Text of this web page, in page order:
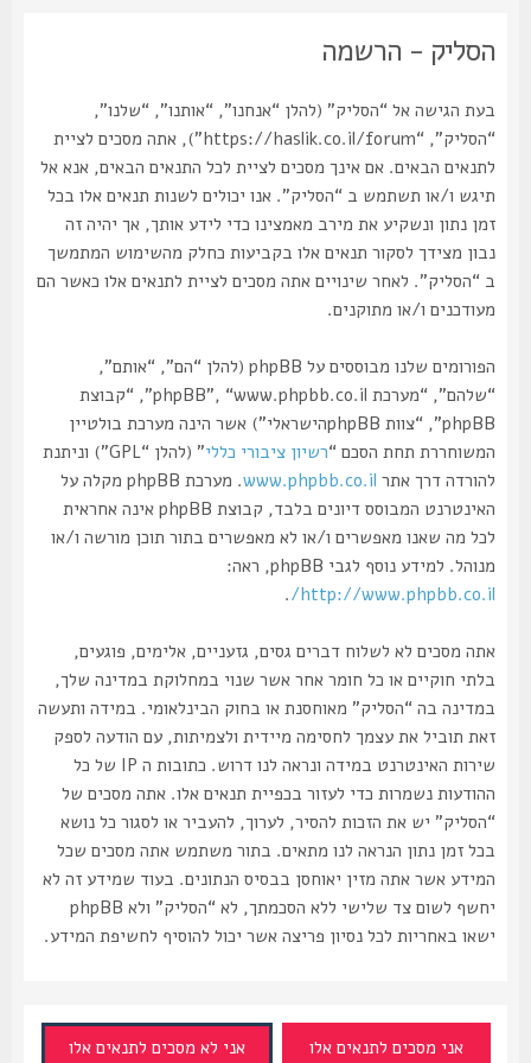
הסליק - הרשמה
בעת הגישה אל “הסליק” (להלן “אנחנו”, “אותנו”, “שלנו”,
“הסליק”, “https://haslik.co.il/forum”), אתה מסכים לציית
לתנאים הבאים. אם אינך מסכים לציית לכל התנאים הבאים, אנא אל
תיגש ו/או תשתמש ב “הסליק”. אנו יכולים לשנות תנאים אלו בכל
זמן נתון ונשקיע את מירב מאמצינו כדי לידע אותך, אך יהיה זה
נבון מצידך לסקור תנאים אלו בקביעות כחלק מהשימוש המתמשך
ב “הסליק”. לאחר שינויים אתה מסכים לציית לתנאים אלו כאשר הם
מעודכנים ו/או מתוקנים.
הפורומים שלנו מבוססים על phpBB (להלן “הם”, “אותם”,
“שלהם”, “מערכת phpBB”, “www.phpbb.co.il”, “קבוצת
phpBB”, “צוות phpBBהישראלי”) אשר הינה מערכת בולטיין
המשוחררת תחת הסכם “רשיון ציבורי כללי
” (להלן “GPL”) וניתנת
להורדה דרך אתר www.phpbb.co.il
. מערכת phpBB מקלה על
האינטרנט המבוסס דיונים בלבד, קבוצת phpBB אינה אחראית
לכל מה שאנו מאפשרים ו/או לא מאפשרים בתור תוכן מורשה ו/או
מנוהל. למידע נוסף לגבי phpBB, ראה:
http://www.phpbb.co.il/
.
אתה מסכים לא לשלוח דברים גסים, גזעניים, אלימים, פוגעים,
בלתי חוקיים או כל חומר אחר אשר שנוי במחלוקת במדינה שלך,
במדינה בה “הסליק” מאוחסנת או בחוק הבינלאומי. במידה ותעשה
זאת תוביל את עצמך לחסימה מיידית ולצמיתות, עם הודעה לספק
שירות האינטרנט במידה ונראה לנו דרוש. כתובות ה IP של כל
ההודעות נשמרות כדי לעזור בכפיית תנאים אלו. אתה מסכים של
“הסליק” יש את הזכות להסיר, לערוך, להעביר או לסגור כל נושא
בכל זמן נתון הנראה לנו מתאים. בתור משתמש אתה מסכים שכל
המידע אשר אתה מזין יאוחסן בבסיס הנתונים. בעוד שמידע זה לא
יחשף לשום צד שלישי ללא הסכמתך, לא “הסליק” ולא phpBB
ישאו באחריות לכל נסיון פריצה אשר יכול להוסיף לחשיפת המידע.